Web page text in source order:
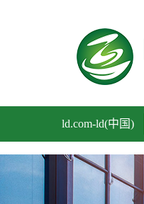
ld.com-ld(中国)